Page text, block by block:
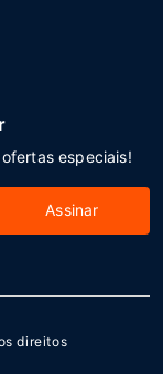
especiais!
Assinar
direitos